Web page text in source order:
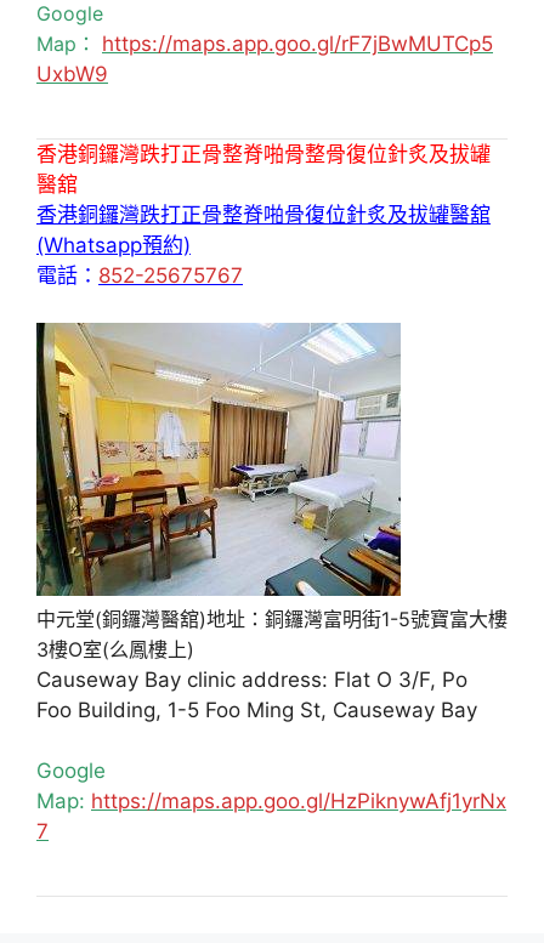
Google
Map： https://maps.app.goo.gl/rF7jBwMUTCp5
UxbW9
香港銅鑼灣跌打正骨整脊啪骨整骨復位針炙及拔罐
醫舘
香港銅鑼灣跌打正骨整脊啪骨復位針炙及拔罐醫舘
(Whatsapp預約)
電話： 852-25675767
中元堂(銅鑼灣醫舘)地址：銅鑼灣富明街1-5號寶富大樓
3樓O室(么鳳樓上)
Causeway Bay clinic address: Flat O 3/F, Po
Foo Building, 1-5 Foo Ming St, Causeway Bay
Google
Map: https://maps.app.goo.gl/HzPiknywAfj1yrNx
7